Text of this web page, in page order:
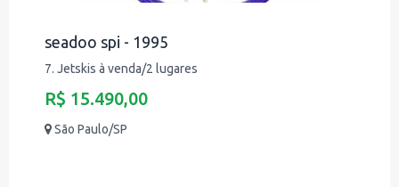
seadoo spi - 1995
7. Jetskis à venda/2 lugares
R$ 15.490,00
São Paulo/SP